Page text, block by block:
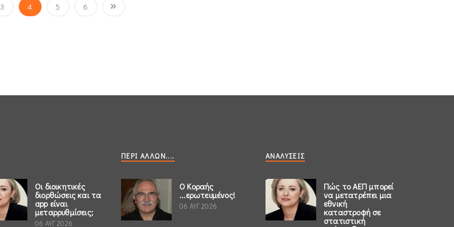
3 4 5 6
Οι διοικητικές
διορθώσεις και τα
app είναι
μεταρρυθμίσεις;
06 ΑΥΓ 2026
ΠΕΡΊ ΆΛΛΩΝ....
Ο Κοραής
...ερωτευμένος!
06 ΑΥΓ 2026
ΑΝΑΛΎΣΕΙΣ
Πώς το ΑΕΠ μπορεί
να μετατρέπει μια
εθνική
καταστροφή σε
στατιστική